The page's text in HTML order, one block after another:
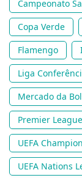
Campeonato
Copa Verde
Flamengo
Liga
Mercado da
Premier League
UEFA
UEFA Nations